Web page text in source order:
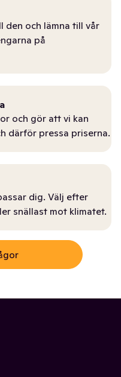
den och lämna till vår
på
och gör att vi kan
därför pressa priserna.
dig. Välj efter
snällast mot klimatet.